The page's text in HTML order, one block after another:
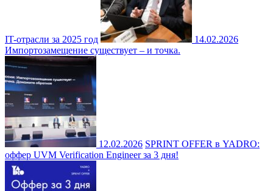
IT-отрасли за 2025 год
14.02.2026
Импортозамещение существует – и точка.
12.02.2026 SPRINT OFFER в YADRO:
оффер UVM Verification Engineer за 3 дня!